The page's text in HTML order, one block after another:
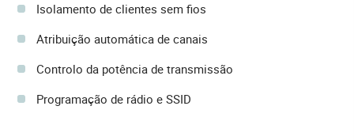
Isolamento de clientes sem fios
Atribuição automática de canais
Controlo da potência de transmissão
Programação de rádio e SSID